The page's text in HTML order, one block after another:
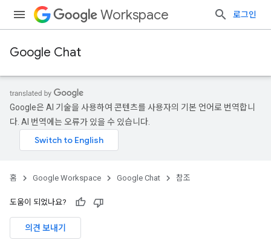
Workspace 로그인
Google Chat
Google은 AI 기술을 사용하여 콘텐츠를 사용자의 기본 언어로 번역합니
다. AI 번역에는 오류가 있을 수 있습니다.
홈 Google Workspace Google Chat 참조
도움이 되었나요?
의견 보내기